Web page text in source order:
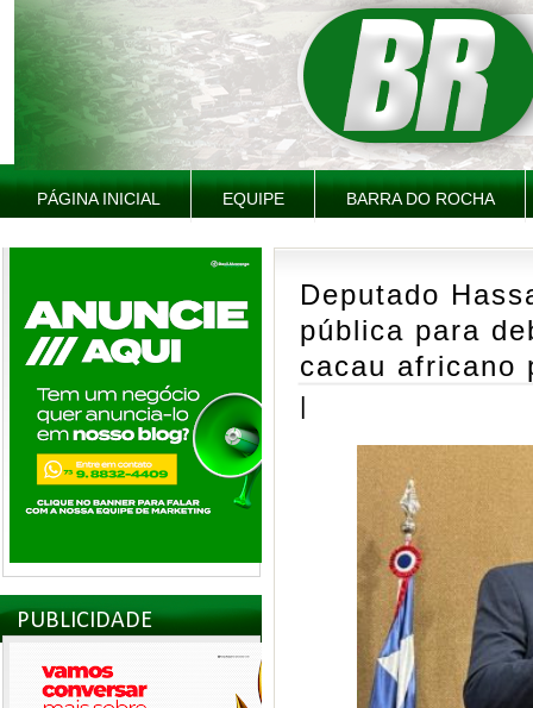
PÁGINA INICIAL EQUIPE BARRA DO ROCHA
PUBLICIDADE
Deputado
pública para
cacau africano
|